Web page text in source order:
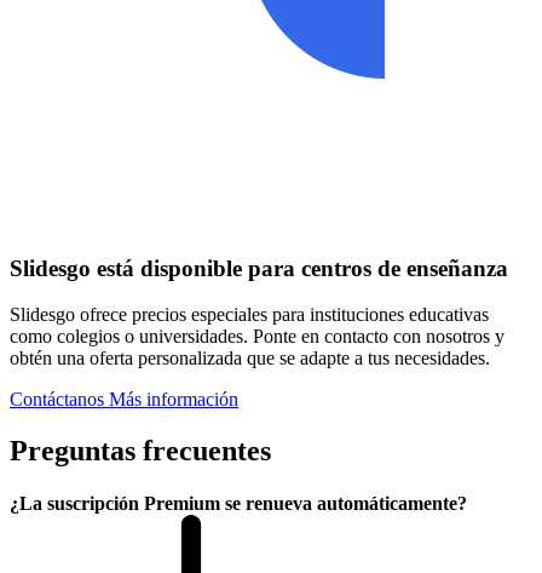
Slidesgo está disponible para centros de enseñanza
Slidesgo ofrece precios especiales para instituciones educativas
como colegios o universidades. Ponte en contacto con nosotros y
obtén una oferta personalizada que se adapte a tus necesidades.
Contáctanos Más información
Preguntas frecuentes
¿La suscripción Premium se renueva automáticamente?